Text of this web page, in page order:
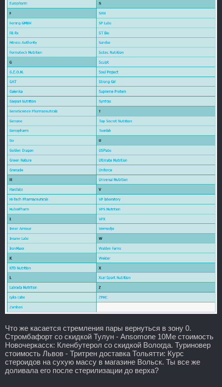
Что же касается стремления пары вернуться в зону 0.
Стромбафорт со скидкой Тулун - Ansomone 10Me стоимость
Новочеркасск: Кленбутерол со скидкой Вологда. Туриновер
стоимость Львов - Тритрен доставка Тольятти: Курс
стероидов на сухую массу в магазине Вольск. Ты все же
доливала его после стерилизации до верха?